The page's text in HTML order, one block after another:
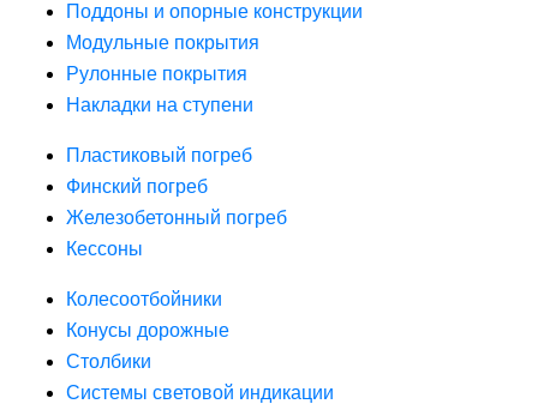
Поддоны и опорные конструкции
Модульные покрытия
Рулонные покрытия
Накладки на ступени
Пластиковый погреб
Финский погреб
Железобетонный погреб
Кессоны
Колесоотбойники
Конусы дорожные
Столбики
Системы световой индикации